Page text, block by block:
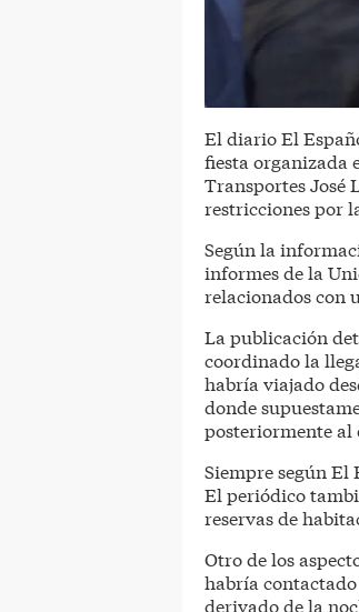
El diario El
fiesta organizada
Transportes José
restricciones por
Según la
informes de la
relacionados con
La publicación
coordinado la
habría viajado
donde
posteriormente al
Siempre según El
El periódico
reservas de
Otro de los
habría
derivado de la